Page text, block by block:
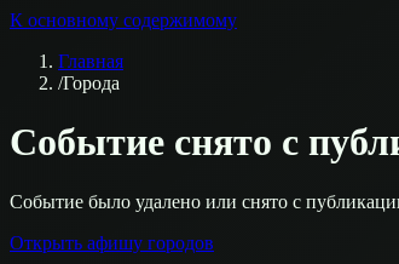
К основному содержимому
Главная
/Города
Событие снято с
Событие было удалено или снято с
Открыть афишу городов